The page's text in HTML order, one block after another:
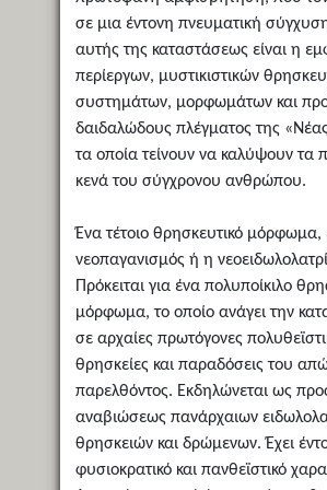
σε μια έντονη πνευματική
αυτής της καταστάσεως είναι η
περίεργων, μυστικιστικών
συστημάτων, μορφωμάτων και
δαιδαλώδους πλέγματος της
τα οποία τείνουν να καλύψουν τα
κενά του σύγχρονου ανθρώπου.
Ένα τέτοιο θρησκευτικό μόρφωμα,
νεοπαγανισμός ή η
Πρόκειται για ένα πολυποίκιλο
μόρφωμα, το οποίο ανάγει την
σε αρχαίες πρωτόγονες
θρησκείες και παραδόσεις του
παρελθόντος. Εκδηλώνεται ως
αναβιώσεως πανάρχαιων
θρησκειών και δρώμενων. Έχει
φυσιοκρατικό και πανθεϊστικό